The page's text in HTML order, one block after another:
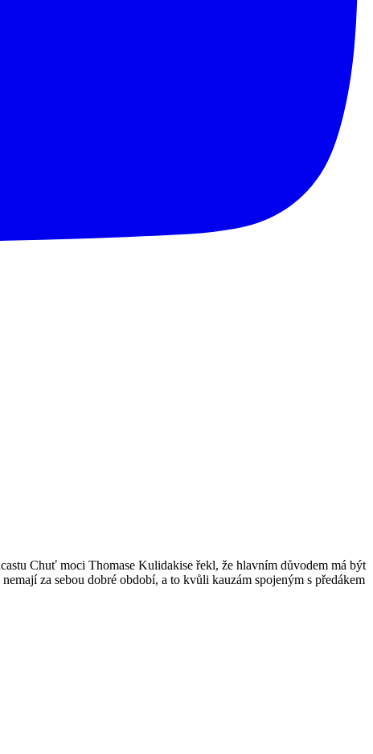
Chuť moci Thomase Kulidakise řekl, že hlavním důvodem má být
za sebou dobré období, a to kvůli kauzám spojeným s předákem